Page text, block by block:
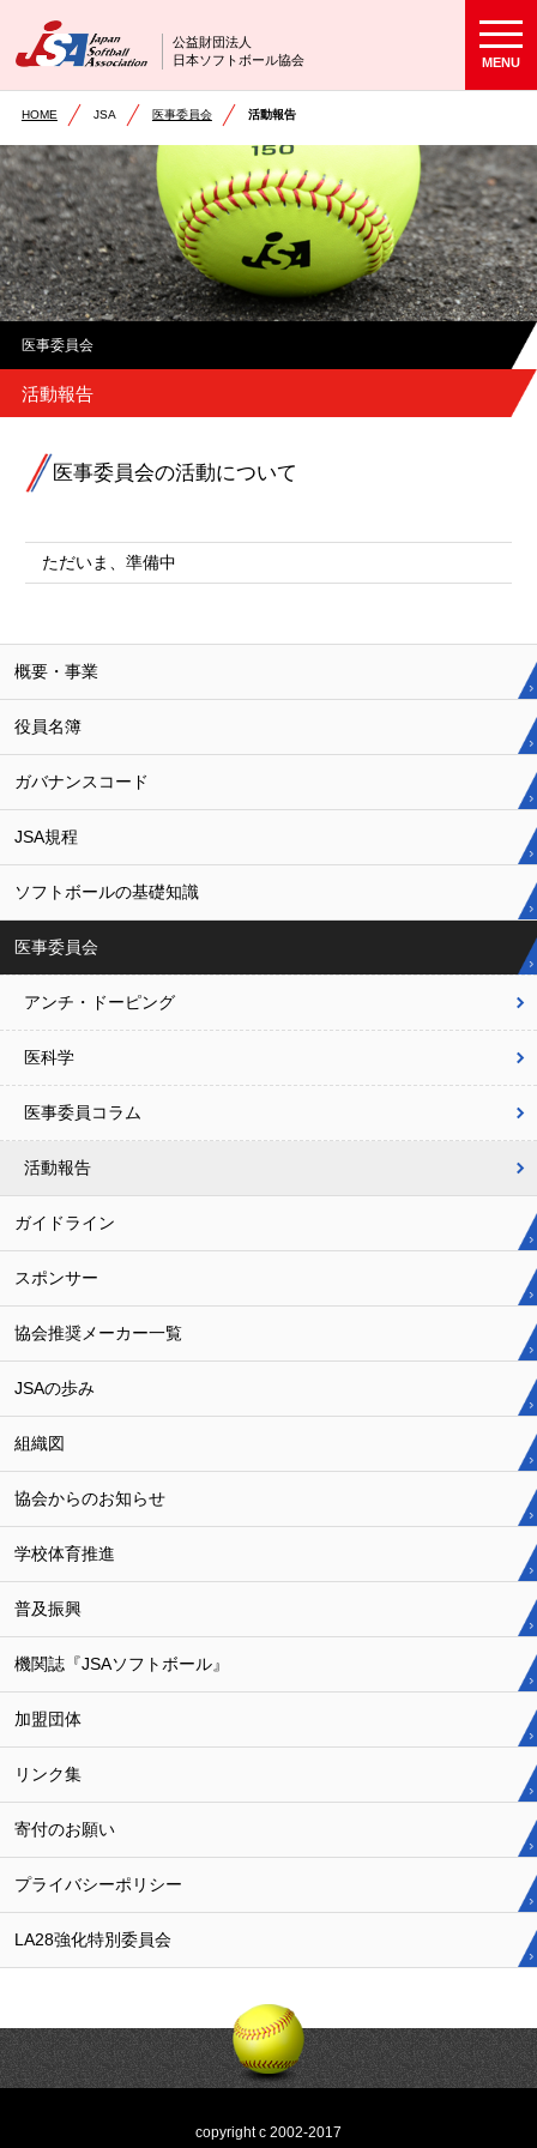
公益財団法人
日本ソフトボール協会
MENU
HOME JSA 医事委員会 活動報告
医事委員会
活動報告
医事委員会の活動について
ただいま、準備中
概要・事業
役員名簿
ガバナンスコード
JSA規程
ソフトボールの基礎知識
医事委員会
アンチ・ドーピング
医科学
医事委員コラム
活動報告
ガイドライン
スポンサー
協会推奨メーカー一覧
JSAの歩み
組織図
協会からのお知らせ
学校体育推進
普及振興
機関誌『JSAソフトボール』
加盟団体
リンク集
寄付のお願い
プライバシーポリシー
LA28強化特別委員会
copyright c 2002-2017